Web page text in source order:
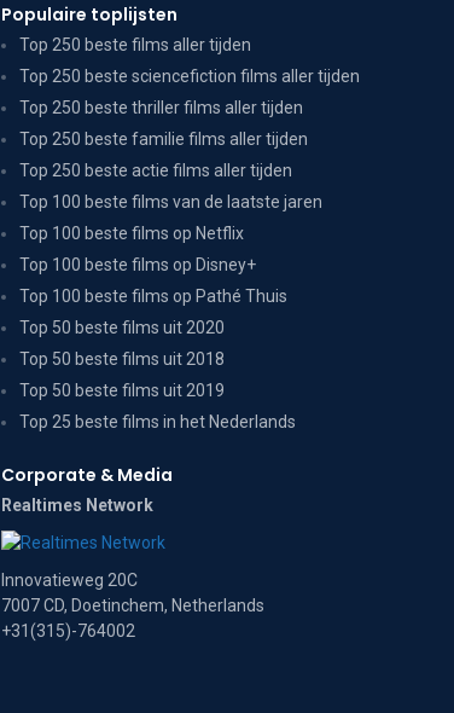
Populaire toplijsten
Top 250 beste films aller tijden
Top 250 beste sciencefiction films aller tijden
Top 250 beste thriller films aller tijden
Top 250 beste familie films aller tijden
Top 250 beste actie films aller tijden
Top 100 beste films van de laatste jaren
Top 100 beste films op Netflix
Top 100 beste films op Disney+
Top 100 beste films op Pathé Thuis
Top 50 beste films uit 2020
Top 50 beste films uit 2018
Top 50 beste films uit 2019
Top 25 beste films in het Nederlands
Corporate & Media
Realtimes Network
Innovatieweg 20C
7007 CD, Doetinchem, Netherlands
+31(315)-764002